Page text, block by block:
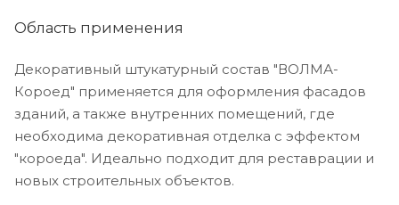
Область применения
Декоративный штукатурный состав "ВОЛМА-
Короед" применяется для оформления фасадов
зданий, а также внутренних помещений, где
необходима декоративная отделка с эффектом
"короеда". Идеально подходит для реставрации и
новых строительных объектов.